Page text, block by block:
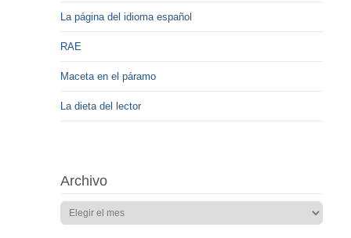
La página del idioma español
RAE
Maceta en el páramo
La dieta del lector
Archivo